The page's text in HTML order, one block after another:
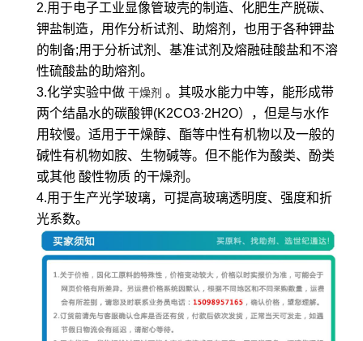
2.用于电子工业显像管玻壳的制造、化肥生产脱碳、
钾盐制造，用作分析试剂、助熔剂，也用于各种钾盐
的制备;用于分析试剂、基准试剂及熔融硅酸盐和不溶
性硫酸盐的助熔剂。
3.化学实验中做 干燥剂 。其吸水能力中等，能形成带
两个结晶水的碳酸钾(K2CO3·2H2O），但是与水作
用较慢。适用于干燥醇、酯等中性有机物以及一般的
碱性有机物如胺、生物碱等。但不能作为酸类、酚类
或其他 酸性物质 的干燥剂。
4.用于生产光学玻璃，可提高玻璃透明度、强度和折
光系数。